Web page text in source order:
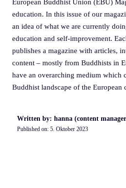
European Buddhist Union (EBU)
education. In this issue of our
an idea of what we are currently
education and self-improvement.
publishes a magazine with articles,
content – mostly from Buddhists in
have an overarching medium which
Buddhist landscape of the European
Written by: hanna (content
Published on: 5. Oktober 2023